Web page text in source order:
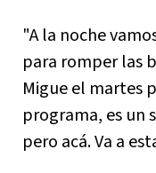
"A la noche
para romper las
Migue el martes
programa, es un
pero acá. Va a